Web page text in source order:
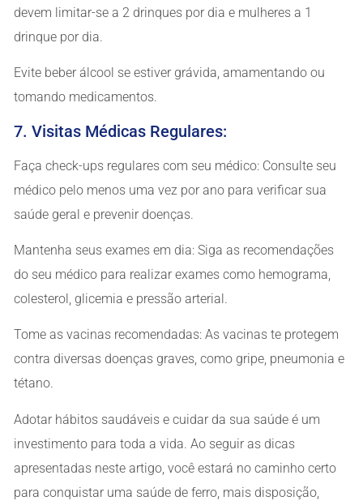
devem limitar-se a 2 drinques por dia e mulheres a 1
drinque por dia.
Evite beber álcool se estiver grávida, amamentando ou
tomando medicamentos.
7. Visitas Médicas Regulares:
Faça check-ups regulares com seu médico: Consulte seu
médico pelo menos uma vez por ano para verificar sua
saúde geral e prevenir doenças.
Mantenha seus exames em dia: Siga as recomendações
do seu médico para realizar exames como hemograma,
colesterol, glicemia e pressão arterial.
Tome as vacinas recomendadas: As vacinas te protegem
contra diversas doenças graves, como gripe, pneumonia e
tétano.
Adotar hábitos saudáveis e cuidar da sua saúde é um
investimento para toda a vida. Ao seguir as dicas
apresentadas neste artigo, você estará no caminho certo
para conquistar uma saúde de ferro, mais disposição,